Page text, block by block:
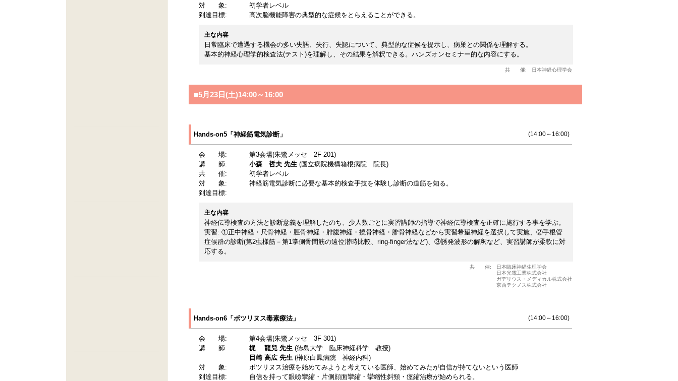
対 象:
初学者レベル
到達目標:
高次脳機能障害の典型的な症候をとらえることができる。
主な内容
日常臨床で遭遇する機会の多い失語、失行、失認について、典型的な症候を提示し、病巣との関係を理解する。
基本的神経心理学的検査法(テスト)を理解し、その結果を解釈できる。ハンズオンセミナー的な内容にする。
共 催: 日本神経心理学会
■5月23日(土)14:00～16:00
Hands-on5「神経筋電気診断」 (14:00～16:00)
会 場:
第3会場(朱鷺メッセ 2F 201)
講 師:
小森 哲夫先生(国立病院機構箱根病院 院長)
共 催:
対 象:
初学者レベル
到達目標:
神経筋電気診断に必要な基本的検査手技を体験し診断の道筋を知る。
主な内容
神経伝導検査の方法と診断意義を理解したのち、少人数ごとに実習講師の指導で神経伝導検査を正確に施行する事を学ぶ。
実習: ①正中神経・尺骨神経・脛骨神経・腓腹神経・撓骨神経・腓骨神経などから実習希望神経を選択して実施、②手根管
症候群の診断(第2虫様筋－第1掌側骨間筋の遠位潜時比較、ring-finger法など)、③誘発波形の解釈など、実習講師が柔軟に対
応する。
共 催:
日本臨床神経生理学会
日本光電工業株式会社
ガデリウス・メディカル株式会社
京西テクノス株式会社
Hands-on6「ボツリヌス毒素療法」 (14:00～16:00)
会 場:
第4会場(朱鷺メッセ 3F 301)
講 師:
梶 龍兒 先生(徳島大学 臨床神経科学 教授)
目崎 高広 先生(榊原白鳳病院 神経内科)
対 象:
ボツリヌス治療を始めてみようと考えている医師、始めてみたが自信が持てないという医師
到達目標:
自信を持って眼瞼攣縮・片側顔面攣縮・攣縮性斜頸・痙縮治療が始められる。